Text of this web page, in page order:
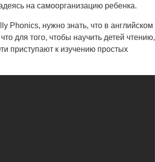
на самоорганизацию ребенка.
Phonics, нужно знать, что в английском
для того, чтобы научить детей чтению,
приступают к изучению простых